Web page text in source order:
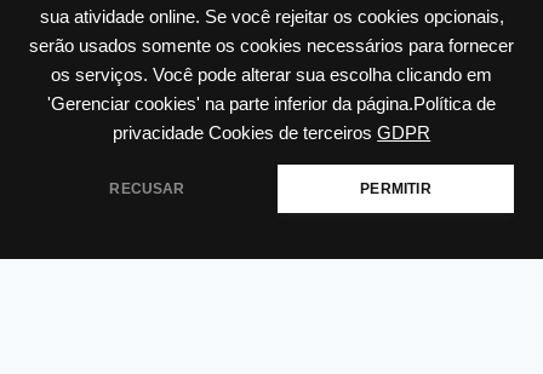
sua atividade online. Se você rejeitar os cookies opcionais,
serão usados somente os cookies necessários para fornecer
os serviços. Você pode alterar sua escolha clicando em
'Gerenciar cookies' na parte inferior da página.Política de
privacidade Cookies de terceiros GDPR
RECUSAR PERMITIR
Comércio Local|Perguntas Frequentes|Universidade do
Comerciante|Parceiros| Trabalhe Conosco|Ajuda| Contato & SAC
Mapa do Site| Sobre
Cookies |Termos | Políticas Acessibilidade
Carlos Barbosa / RS – Júlio de Castilhos, 285 – Sala: 23 Centro | CNPJ:
60.635.259/0001-30